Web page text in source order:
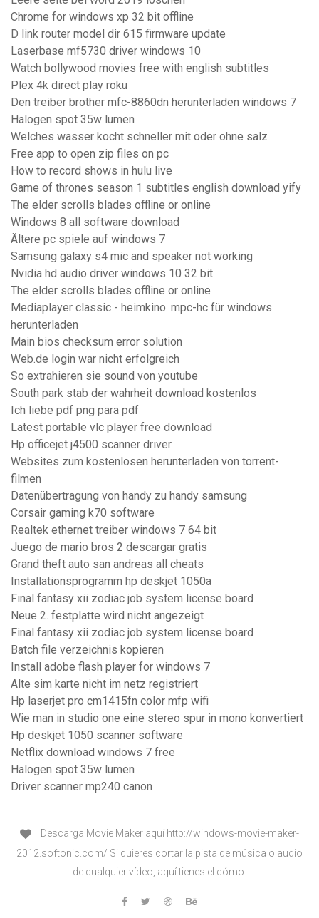
Chrome for windows xp 32 bit offline
D link router model dir 615 firmware update
Laserbase mf5730 driver windows 10
Watch bollywood movies free with english subtitles
Plex 4k direct play roku
Den treiber brother mfc-8860dn herunterladen windows 7
Halogen spot 35w lumen
Welches wasser kocht schneller mit oder ohne salz
Free app to open zip files on pc
How to record shows in hulu live
Game of thrones season 1 subtitles english download yify
The elder scrolls blades offline or online
Windows 8 all software download
Ältere pc spiele auf windows 7
Samsung galaxy s4 mic and speaker not working
Nvidia hd audio driver windows 10 32 bit
The elder scrolls blades offline or online
Mediaplayer classic - heimkino. mpc-hc für windows
herunterladen
Main bios checksum error solution
Web.de login war nicht erfolgreich
So extrahieren sie sound von youtube
South park stab der wahrheit download kostenlos
Ich liebe pdf png para pdf
Latest portable vlc player free download
Hp officejet j4500 scanner driver
Websites zum kostenlosen herunterladen von torrent-
filmen
Datenübertragung von handy zu handy samsung
Corsair gaming k70 software
Realtek ethernet treiber windows 7 64 bit
Juego de mario bros 2 descargar gratis
Grand theft auto san andreas all cheats
Installationsprogramm hp deskjet 1050a
Final fantasy xii zodiac job system license board
Neue 2. festplatte wird nicht angezeigt
Final fantasy xii zodiac job system license board
Batch file verzeichnis kopieren
Install adobe flash player for windows 7
Alte sim karte nicht im netz registriert
Hp laserjet pro cm1415fn color mfp wifi
Wie man in studio one eine stereo spur in mono konvertiert
Hp deskjet 1050 scanner software
Netflix download windows 7 free
Halogen spot 35w lumen
Driver scanner mp240 canon
Descarga Movie Maker aquí http://windows-movie-maker-
2012.softonic.com/ Si quieres cortar la pista de música o audio
de cualquier vídeo, aquí tienes el cómo.